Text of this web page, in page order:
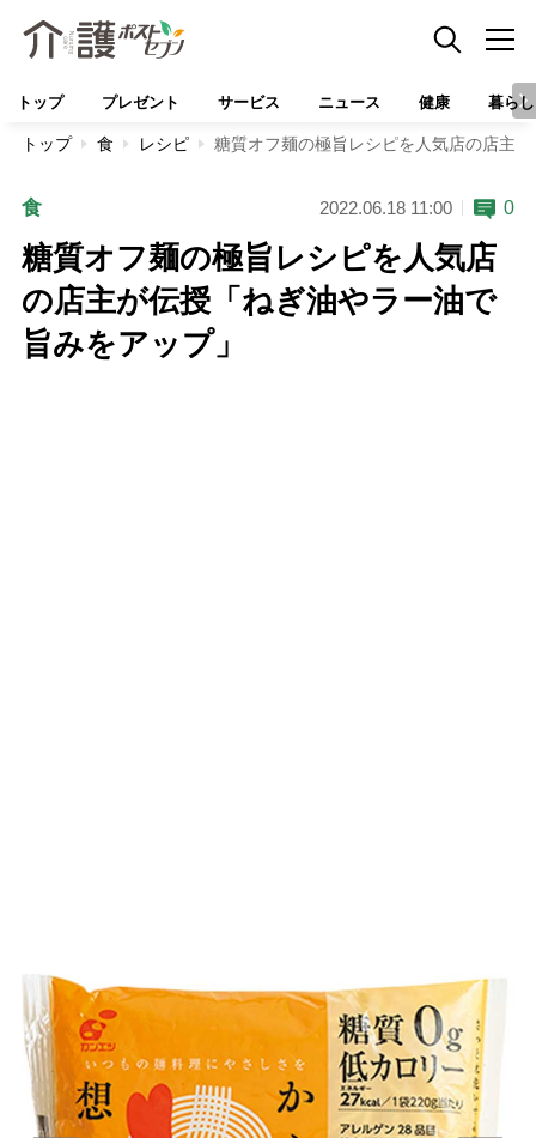
トップ プレゼント サービス ニュース 健康 暮らし
トップ 食 レシピ 糖質オフ麺の極旨レシピを人気店の店主
食 2022.06.18 11:00 0
糖質オフ麺の極旨レシピを人気店
の店主が伝授「ねぎ油やラー油で
旨みをアップ」